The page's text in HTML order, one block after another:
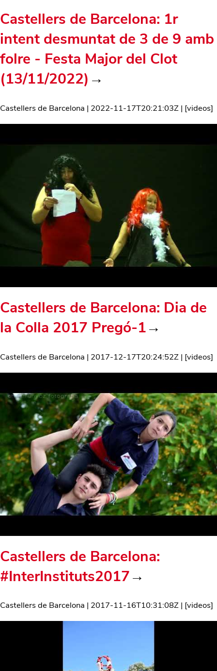
Castellers de Barcelona: 1r
intent desmuntat de 3 de 9 amb
folre - Festa Major del Clot
(13/11/2022) →
Castellers de Barcelona | 2022-11-17T20:21:03Z | [videos]
Castellers de Barcelona: Dia de
la Colla 2017 Pregó-1→
Castellers de Barcelona | 2017-12-17T20:24:52Z | [videos]
Castellers de Barcelona:
#InterInstituts2017→
Castellers de Barcelona | 2017-11-16T10:31:08Z | [videos]